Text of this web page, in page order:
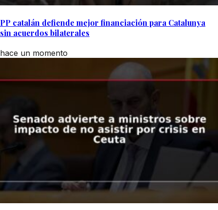
PP catalán defiende mejor financiación para Catalunya
sin acuerdos bilaterales
hace un momento